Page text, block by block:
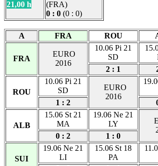
21,00 h
(FRA)
0 : 0 (0 : 0)
A FRA ROU
FRA
EURO
2016
10.06 Pi 21
SD
2 : 1
ROU
10.06 Pi 21
SD
EURO
2016
1 : 2
ALB
15.06 St 21
MA
19.06 Ne 21
LY
0 : 2
1 : 0
SUI
19.06 Ne 21
LI
15.06 St 18
PA